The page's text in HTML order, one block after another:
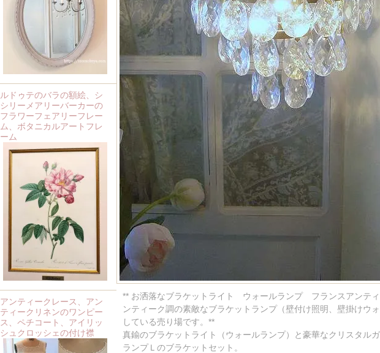
ルドゥテのバラの額絵、シ
シリーメアリーバーカーの
フラワーフェアリーフレー
ム、ボタニカルアートフレ
ーム
アンティークレース、アン
ティークリネンのワンピー
ス、ペチコート、アイリッ
シュクロッシェの付け襟
** お洒落なブラケットライト ウォールランプ フランスアンテ
ンティーク調の素敵なブラケットランプ（壁付け照明、壁掛けウ
している売り場です。**
真鍮のブラケットライト（ウォールランプ）と豪華なクリスタル
ランプＬのブラケットセット。